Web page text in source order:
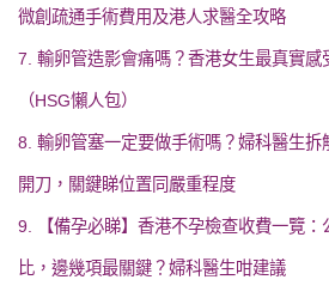
微創疏通手術費用及港人求醫全攻略
7. 輸卵管造影會痛嗎？香港女生最真實感
（HSG懶人包）
8. 輸卵管塞一定要做手術嗎？婦科醫生拆
開刀，關鍵睇位置同嚴重程度
9. 【備孕必睇】香港不孕檢查收費一覽：
比，邊幾項最關鍵？婦科醫生咁建議